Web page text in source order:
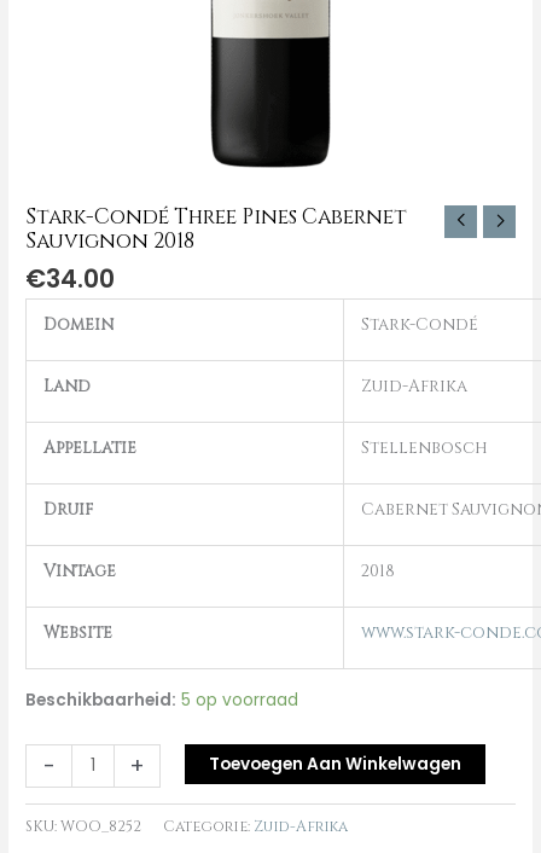
Stark-Condé Three Pines Cabernet
Sauvignon 2018
€34.00
Domein Stark-Condé
Land Zuid-Afrika
Appellatie Stellenbosch
Druif Cabernet
Vintage 2018
Website www.stark-
Beschikbaarheid: 5 op voorraad
- + Toevoegen Aan Winkelwagen
SKU:WOO_8252 Categorie: Zuid-Afrika